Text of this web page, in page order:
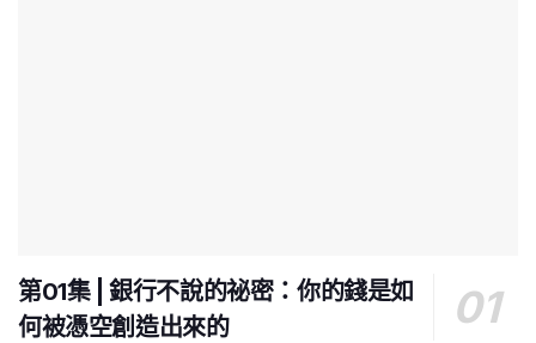
第01集 | 銀行不說的祕密：你的錢是如
何被憑空創造出來的